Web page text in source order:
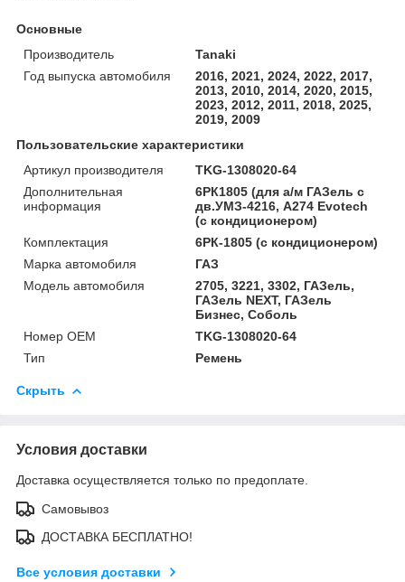
Основные
Производитель
Tanaki
Год выпуска автомобиля
2016, 2021, 2024, 2022, 2017,
2013, 2010, 2014, 2020, 2015,
2023, 2012, 2011, 2018, 2025,
2019, 2009
Пользовательские характеристики
Артикул производителя
TKG-1308020-64
Дополнительная
информация
6РК1805 (для а/м ГАЗель с
дв.УМЗ-4216, А274 Evotech
(с кондиционером)
Комплектация
6РК-1805 (с кондиционером)
Марка автомобиля
ГАЗ
Модель автомобиля
2705, 3221, 3302, ГАЗель,
ГАЗель NEXT, ГАЗель
Бизнес, Соболь
Номер OEM
TKG-1308020-64
Тип
Ремень
Скрыть
Условия доставки
Доставка осуществляется только по предоплате.
Самовывоз
ДОСТАВКА БЕСПЛАТНО!
Все условия доставки